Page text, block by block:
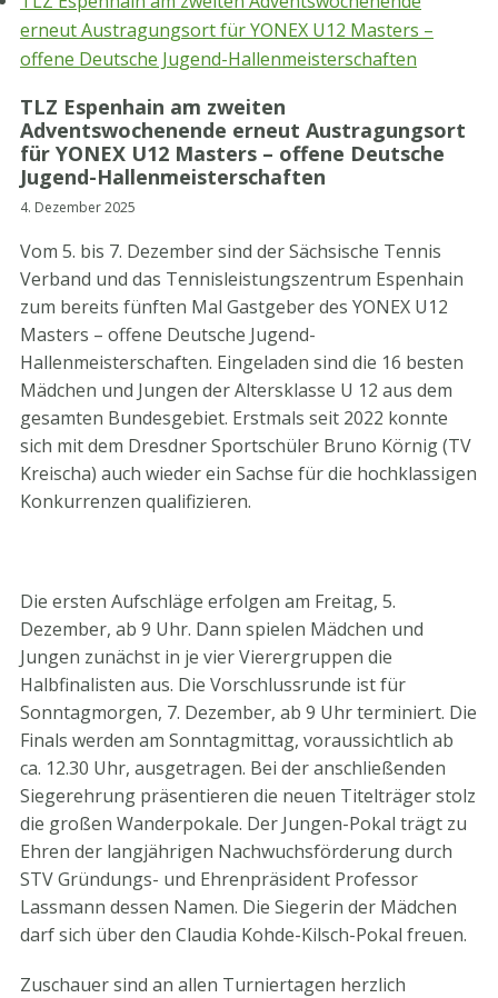
erneut Austragungsort für YONEX U12 Masters –
offene Deutsche Jugend-Hallenmeisterschaften
TLZ Espenhain am zweiten
Adventswochenende erneut Austragungsort
für YONEX U12 Masters – offene Deutsche
Jugend-Hallenmeisterschaften
4. Dezember 2025
Vom 5. bis 7. Dezember sind der Sächsische Tennis
Verband und das Tennisleistungszentrum Espenhain
zum bereits fünften Mal Gastgeber des YONEX U12
Masters – offene Deutsche Jugend-
Hallenmeisterschaften. Eingeladen sind die 16 besten
Mädchen und Jungen der Altersklasse U 12 aus dem
gesamten Bundesgebiet. Erstmals seit 2022 konnte
sich mit dem Dresdner Sportschüler Bruno Körnig (TV
Kreischa) auch wieder ein Sachse für die hochklassigen
Konkurrenzen qualifizieren.
Die ersten Aufschläge erfolgen am Freitag, 5.
Dezember, ab 9 Uhr. Dann spielen Mädchen und
Jungen zunächst in je vier Vierergruppen die
Halbfinalisten aus. Die Vorschlussrunde ist für
Sonntagmorgen, 7. Dezember, ab 9 Uhr terminiert. Die
Finals werden am Sonntagmittag, voraussichtlich ab
ca. 12.30 Uhr, ausgetragen. Bei der anschließenden
Siegerehrung präsentieren die neuen Titelträger stolz
die großen Wanderpokale. Der Jungen-Pokal trägt zu
Ehren der langjährigen Nachwuchsförderung durch
STV Gründungs- und Ehrenpräsident Professor
Lassmann dessen Namen. Die Siegerin der Mädchen
darf sich über den Claudia Kohde-Kilsch-Pokal freuen.
Zuschauer sind an allen Turniertagen herzlich